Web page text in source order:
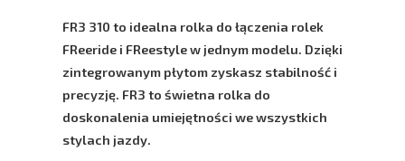
FR3 310 to idealna rolka do łączenia rolek
FReeride i FReestyle w jednym modelu. Dzięki
zintegrowanym płytom zyskasz stabilność i
precyzję. FR3 to świetna rolka do
doskonalenia umiejętności we wszystkich
stylach jazdy.